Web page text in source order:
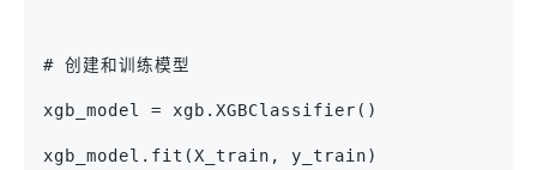
# 创建和训练模型
xgb_model = xgb.XGBClassifier()
xgb_model.fit(X_train, y_train)